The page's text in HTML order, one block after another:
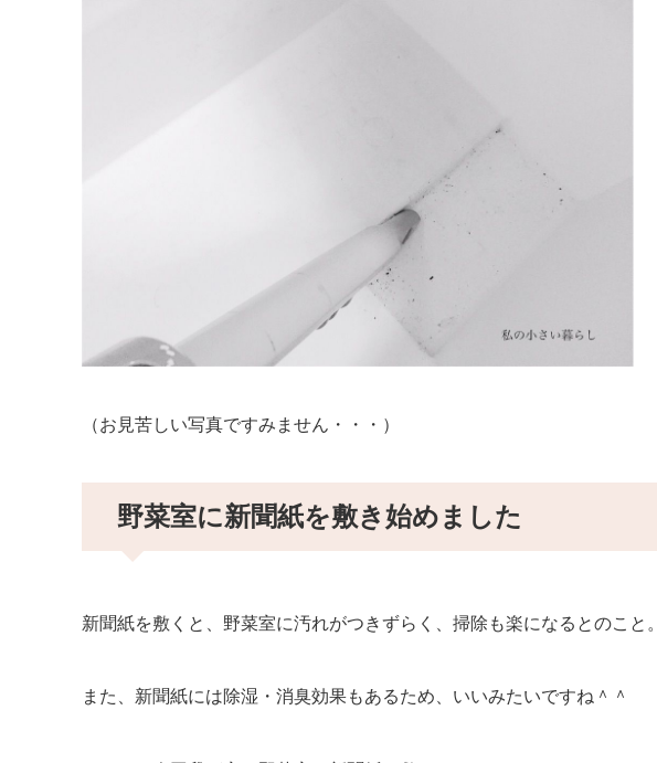
（お見苦しい写真ですみません・・・）
野菜室に新聞紙を敷き始めました
新聞紙を敷くと、野菜室に汚れがつきずらく、掃除も楽になるとのこと。
また、新聞紙には除湿・消臭効果もあるため、いいみたいですね＾＾